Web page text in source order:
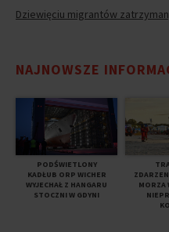
Dziewięciu migrantów
NAJNOWSZE
PODŚWIETLONY
KADŁUB ORP WICHER
WYJECHAŁ Z HANGARU
STOCZNI W GDYNI
MORZA